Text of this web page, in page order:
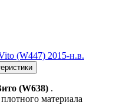
(W447) 2015-н.в.
(W638) .
материала